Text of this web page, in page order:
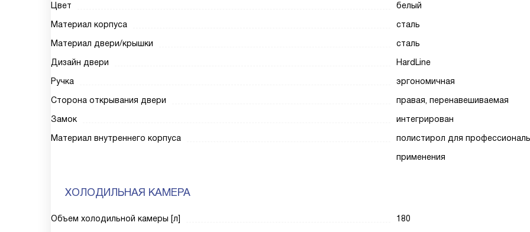
Цвет
белый
Материал корпуса
сталь
Материал двери/крышки
сталь
Дизайн двери
HardLine
Ручка
эргономичная
Сторона открывания двери
правая, перенавешиваемая
Замок
интегрирован
Материал внутреннего корпуса
полистирол для
применения
ХОЛОДИЛЬНАЯ КАМЕРА
Объем холодильной камеры [л]
180